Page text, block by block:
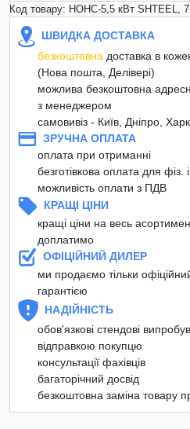
Код товару: НОНС-5,5 кВт SHTEEL,
ШВИДКА ДОСТАВКА
безкоштовна доставка в
(Нова пошта, Делівері)
можлива безкоштовна
з менеджером
самовивіз - Київ, Дніпро,
ЗРУЧНА ОПЛАТА
оплата при отриманні
безготівкова оплата для фіз.
можливість оплати з ПДВ
КРАЩІ ЦІНИ
кращі ціни на весь
доплатимо
ОФІЦІЙНИЙ ДИЛЕР
ми продаємо тільки
гарантією
НАДІЙНІСТЬ
обов'язкові стендові
відправкою покупцю
консультації фахівців
багаторічний досвід
безкоштовна заміна товару